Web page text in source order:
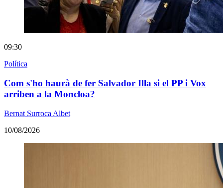
09:30
Política
Com s'ho haurà de fer Salvador Illa si el PP i Vox
arriben a la Moncloa?
Bernat Surroca Albet
10/08/2026